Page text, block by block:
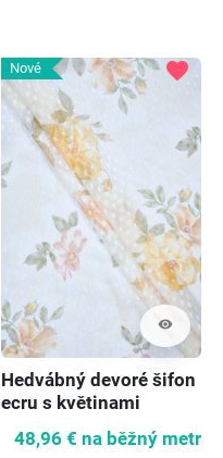
Nové
visibility
favorite
Hedvábný devoré šifon
ecru s květinami
48,96 € na běžný metr